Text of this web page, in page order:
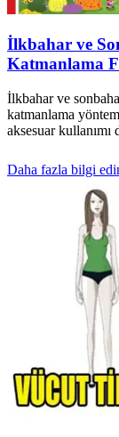
İlkbahar ve
Katmanlama
İlkbahar ve
katmanlama
aksesuar
Daha fazla bilgi